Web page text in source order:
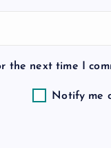
the next time I
Notify me